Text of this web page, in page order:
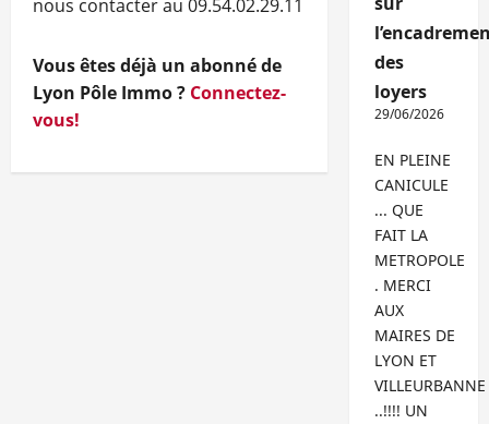
nous contacter au 09.54.02.29.11
Vous êtes déjà un abonné de
Lyon Pôle Immo ? Connectez-
vous!
des
loyers
29/06/2026
EN PLEINE
CANICULE
... QUE
FAIT LA
METROPOLE
. MERCI
AUX
MAIRES DE
LYON ET
VILLEURBANNE
..!!!! UN